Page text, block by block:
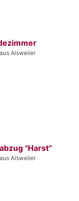
Alsweiler
"Harst"
Alsweiler